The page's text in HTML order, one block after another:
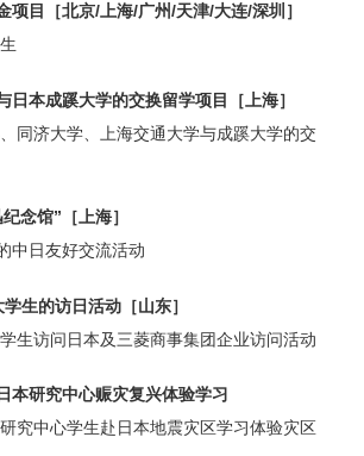
项目［北京/上海/广州/天津/大连/深圳］
日本成蹊大学的交换留学项目［上海］
同济大学、上海交通大学与成蹊大学的交
念馆”［上海］
中日友好交流活动
生的访日活动［山东］
生访问日本及三菱商事集团企业访问活动
本研究中心赈灾复兴体验学习
究中心学生赴日本地震灾区学习体验灾区